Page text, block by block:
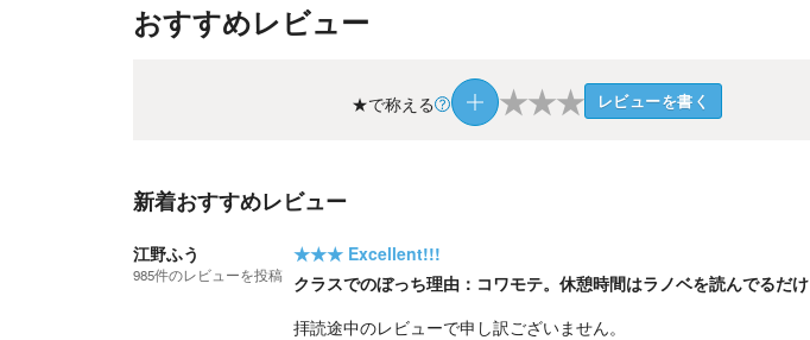
おすすめレビュー
★で称える ★★★ レビューを書く
新着おすすめレビュー
江野ふう
985件のレビューを投稿
★★★ Excellent!!!
クラスでのぼっち理由：コワモテ。休憩時間はラノベを読んでるだけ
拝読途中のレビューで申し訳ございません。